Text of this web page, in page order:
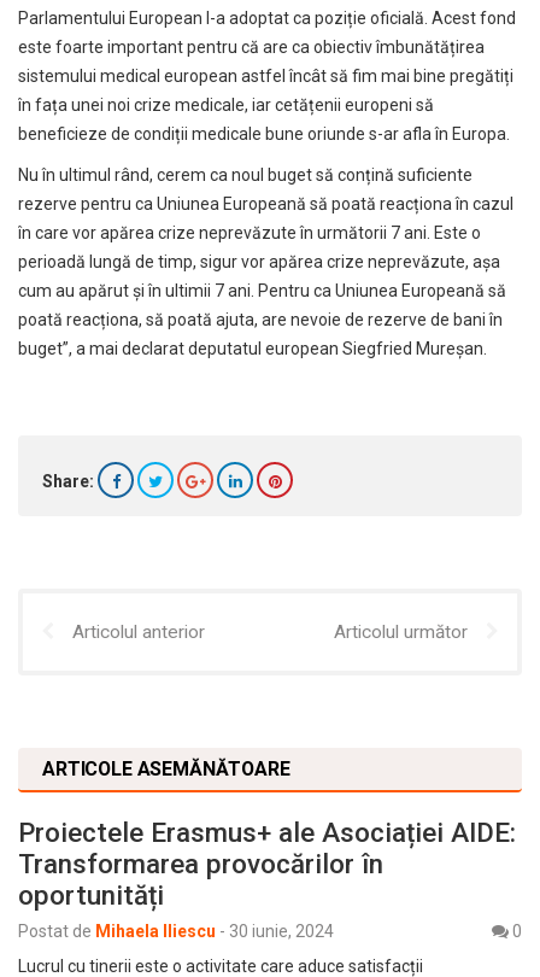
Parlamentului European l-a adoptat ca poziție oficială. Acest fond
este foarte important pentru că are ca obiectiv îmbunătățirea
sistemului medical european astfel încât să fim mai bine pregătiți
în fața unei noi crize medicale, iar cetățenii europeni să
beneficieze de condiții medicale bune oriunde s-ar afla în Europa.
Nu în ultimul rând, cerem ca noul buget să conțină suficiente
rezerve pentru ca Uniunea Europeană să poată reacționa în cazul
în care vor apărea crize neprevăzute în următorii 7 ani. Este o
perioadă lungă de timp, sigur vor apărea crize neprevăzute, așa
cum au apărut și în ultimii 7 ani. Pentru ca Uniunea Europeană să
poată reacționa, să poată ajuta, are nevoie de rezerve de bani în
buget”, a mai declarat deputatul european Siegfried Mureșan.
Share:
Articolul anterior Articolul următor
ARTICOLE ASEMĂNĂTOARE
Proiectele Erasmus+ ale Asociației AIDE:
Transformarea provocărilor în
oportunități
Postat de Mihaela Iliescu - 30 iunie, 2024
0
Lucrul cu tinerii este o activitate care aduce satisfacții